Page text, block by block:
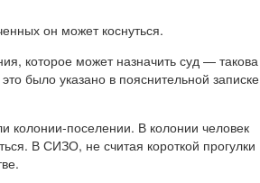
он может коснуться.
которое может назначить суд — такова
было указано в пояснительной записке
поселении. В колонии человек
В СИЗО, не считая короткой прогулки